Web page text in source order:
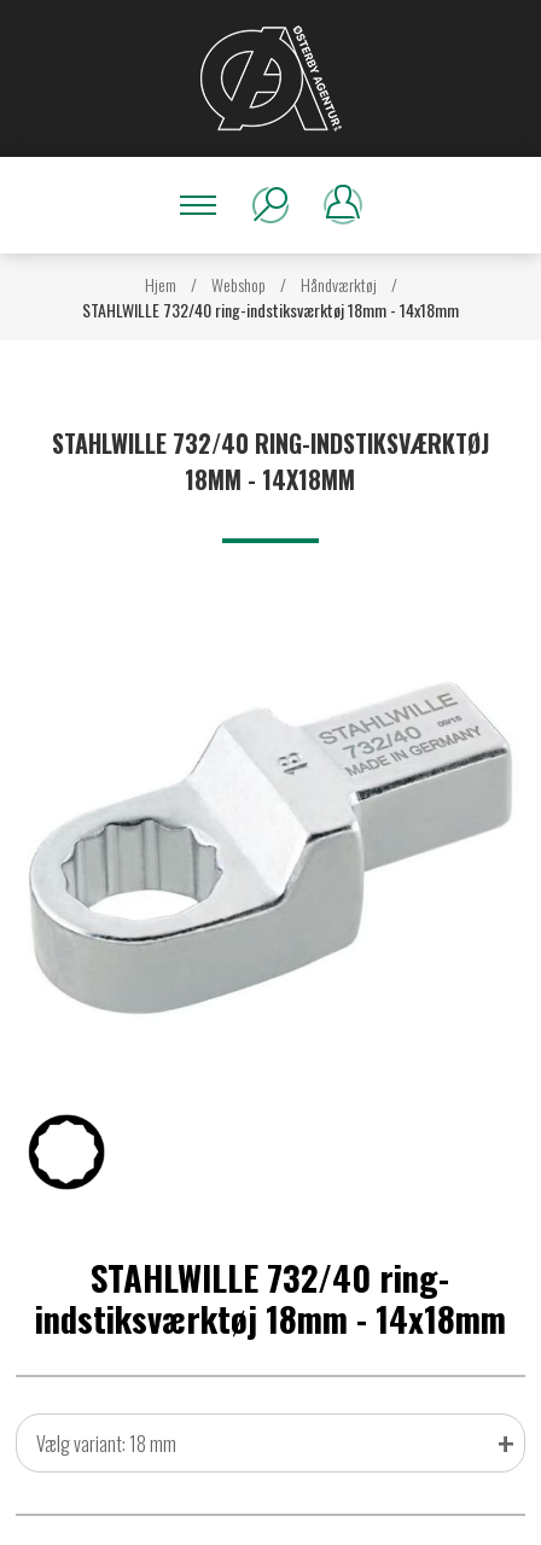
Hjem / Webshop / Håndværktøj
/
STAHLWILLE 732/40 ring-indstiksværktøj 18mm - 14x18mm
STAHLWILLE 732/40 RING-INDSTIKSVÆRKTØJ
18MM - 14X18MM
STAHLWILLE 732/40 ring-
indstiksværktøj 18mm - 14x18mm
Vælg variant: 18 mm +